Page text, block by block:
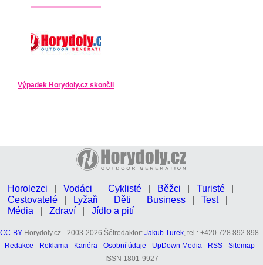
Výpadek Horydoly.cz skončil
Horolezci Vodáci Cyklisté Běžci
Turisté
Cestovatelé
Lyžaři Děti Business
Test
Média
Zdraví Jídlo a pití
CC-BY Horydoly.cz - 2003-2026 Šéfredaktor: Jakub Turek , tel.: +420 728 892 898 -
Redakce - Reklama - Kariéra - Osobní údaje - UpDown Media - RSS- Sitemap-
ISSN 1801-9927